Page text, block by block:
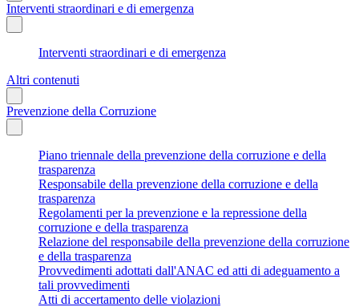
Interventi straordinari e di emergenza
Interventi straordinari e di emergenza
Altri contenuti
Prevenzione della Corruzione
Piano triennale della prevenzione della corruzione e della
trasparenza
Responsabile della prevenzione della corruzione e della
trasparenza
Regolamenti per la prevenzione e la repressione della
corruzione e della trasparenza
Relazione del responsabile della prevenzione della corruzione
e della trasparenza
Provvedimenti adottati dall'ANAC ed atti di adeguamento a
tali provvedimenti
Atti di accertamento delle violazioni